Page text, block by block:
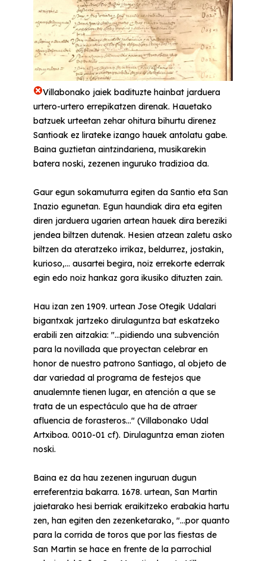
Villabonako jaiek badituzte hainbat jarduera
urtero-urtero errepikatzen direnak. Hauetako
batzuek urteetan zehar ohitura bihurtu direnez
Santioak ez lirateke izango hauek antolatu gabe.
Baina guztietan aintzindariena, musikarekin
batera noski, zezenen inguruko tradizioa da.
Gaur egun sokamuturra egiten da Santio eta San
Inazio egunetan. Egun haundiak dira eta egiten
diren jarduera ugarien artean hauek dira bereziki
jendea biltzen dutenak. Hesien atzean zaletu asko
biltzen da ateratzeko irrikaz, beldurrez, jostakin,
kurioso,... ausartei begira, noiz errekorte ederrak
egin edo noiz hankaz gora ikusiko dituzten zain.
Hau izan zen 1909. urtean Jose Otegik Udalari
bigantxak jartzeko dirulaguntza bat eskatzeko
erabili zen aitzakia: "...pidiendo una subvención
para la novillada que proyectan celebrar en
honor de nuestro patrono Santiago, al objeto de
dar variedad al programa de festejos que
anualemnte tienen lugar, en atención a que se
trata de un espectáculo que ha de atraer
afluencia de forasteros..." (Villabonako Udal
Artxiboa. 0010-01 cf). Dirulaguntza eman zioten
noski.
Baina ez da hau zezenen inguruan dugun
erreferentzia bakarra. 1678. urtean, San Martin
jaietarako hesi berriak eraikitzeko erabakia hartu
zen, han egiten den zezenketarako, "...por quanto
para la corrida de toros que por las fiestas de
San Martin se hace en frente de la parrochial